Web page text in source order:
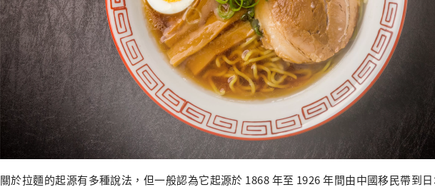
關於拉麵的起源有多種說法，但一般認為它起源於 1868 年至 1926 年間由中國移民帶到